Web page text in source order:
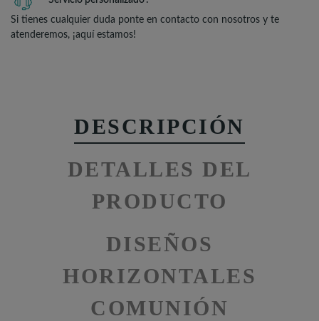
Si tienes cualquier duda ponte en contacto con nosotros y te
atenderemos, ¡aquí estamos!
DESCRIPCIÓN
DETALLES DEL
PRODUCTO
DISEÑOS
HORIZONTALES
COMUNIÓN